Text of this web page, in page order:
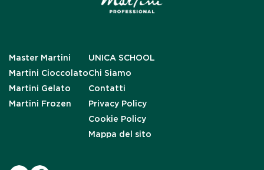
Master Martini
Martini Cioccolato
Martini Gelato
Martini Frozen
UNICA SCHOOL
Chi Siamo
Contatti
Privacy Policy
Cookie Policy
Mappa del sito